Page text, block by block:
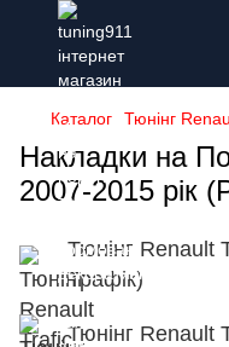
Каталог Тюнінг
Накладки на
2007-2015 рік
Тюнінг Renault
Трафік)
Тюнінг Renault